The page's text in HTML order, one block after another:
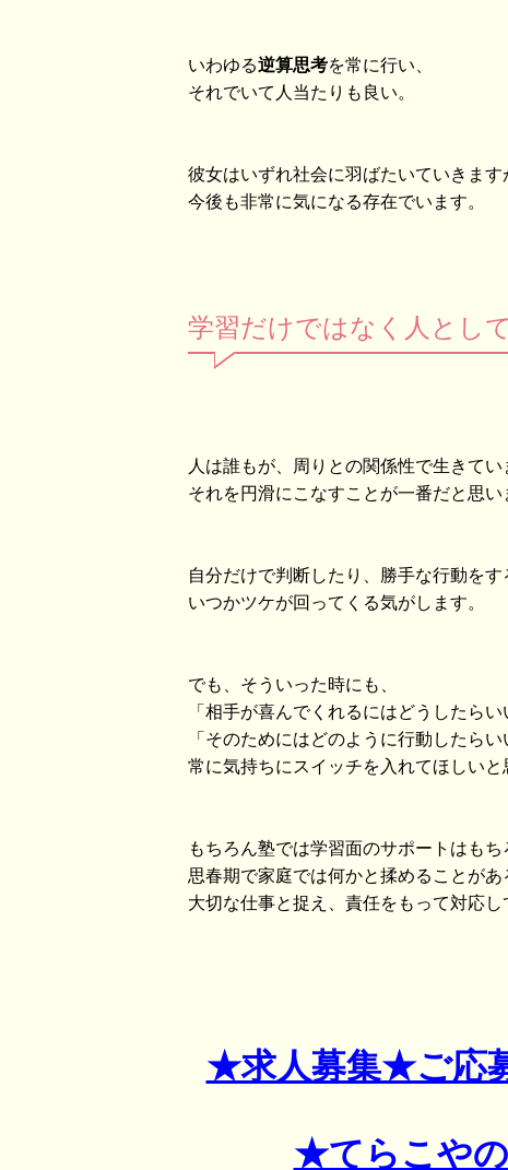
いわゆる逆算思考を常に行い、
それでいて人当たりも良い。
彼女はいずれ社会に羽ばたいていきます
今後も非常に気になる存在でいます。
学習だけではなく人とし
人は誰もが、周りとの関係性で生きてい
それを円滑にこなすことが一番だと思い
自分だけで判断したり、勝手な行動をす
いつかツケが回ってくる気がします。
でも、そういった時にも、
「相手が喜んでくれるにはどうしたらい
「そのためにはどのように行動したらい
常に気持ちにスイッチを入れてほしいと
もちろん塾では学習面のサポートはもち
思春期で家庭では何かと揉めることがあ
大切な仕事と捉え、責任をもって対応し
★求人募集★ご応
★てらこや